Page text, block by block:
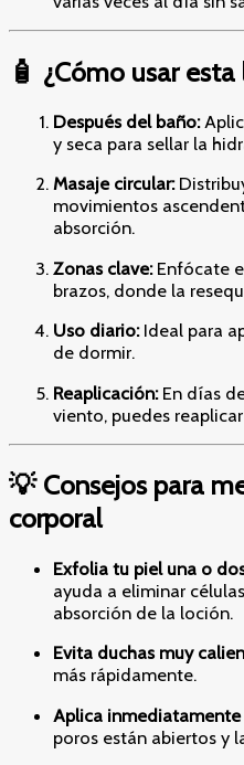
🧴 ¿Cómo usar
Después del baño:
y seca para sellar la
Masaje circular:
movimientos
absorción.
Zonas clave:Enfócate
brazos, donde la
Uso diario:Ideal para
de dormir.
Reaplicación:En días
viento, puedes
💡 Consejos para
corporal
Exfolia tu piel una o
ayuda a eliminar
absorción de la loción.
Evita duchas muy
más rápidamente.
Aplica
poros están abiertos y